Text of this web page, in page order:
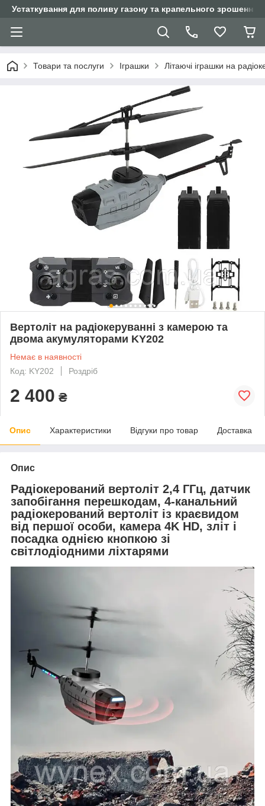
Устаткування для поливу газону та крапельного зрошення
Товари та послуги Іграшки Літаючі іграшки на
Вертоліт на радіокеруванні з камерою та
двома акумуляторами KY202
Немає в наявності
Код: KY202
Роздріб
2 400 ₴
Опис Характеристики Відгуки про товар Доставка
Опис
Радіокерований вертоліт 2,4 ГГц, датчик
запобігання перешкодам, 4-канальний
радіокерований вертоліт із краєвидом
від першої особи, камера 4K HD, зліт і
посадка однією кнопкою зі
світлодіодними ліхтарями